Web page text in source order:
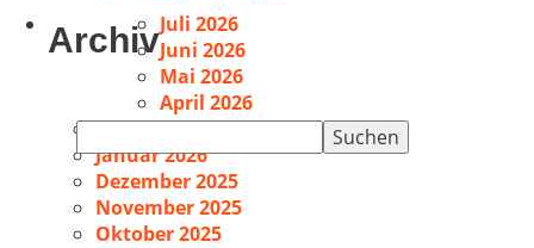
Suchen
nach:
ArchivJuli 2026
Juni 2026
Mai 2026
April 2026
Februar 2026
Januar 2026
Dezember 2025
November 2025
Oktober 2025